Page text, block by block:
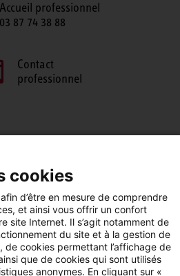
Accueil professionnel
03 87 74 38 88
Contact
professionnel
LinkedIn
LinkedIn Facebook
cookies
d’être en mesure de comprendre
et ainsi vous offrir un confort
site Internet. Il s’agit notamment de
du site et à la gestion de
de cookies permettant l’affichage de
que de cookies qui sont utilisés
anonymes. En cliquant sur «